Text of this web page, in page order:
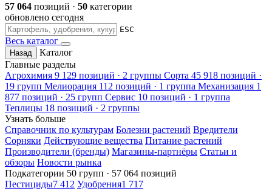
57 064 позиций · 50 категории
обновлено сегодня
ESC
Весь каталог
Назад
Каталог
Главные разделы
Агрохимия 9 129 позиций · 2 группы Сорта 45 918 позиций ·
19 групп Мелиорация 112 позиций · 1 группа Механизация 1
877 позиций · 25 групп Сервис 10 позиций · 1 группа
Теплицы 18 позиций · 2 группы
Узнать больше
Справочник по культурам Болезни растений Вредители
Сорняки Действующие вещества Питание растений
Производители (бренды) Магазины-партнёры Статьи и
обзоры Новости рынка
Подкатегории 50 групп · 57 064 позиций
Пестициды7 412 Удобрения1 717